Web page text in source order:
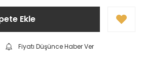
Ekle
Fiyatı Düşünce Haber Ver